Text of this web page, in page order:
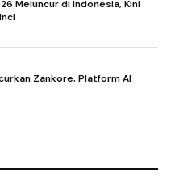
Meluncur di Indonesia, Kini
Zankore, Platform AI